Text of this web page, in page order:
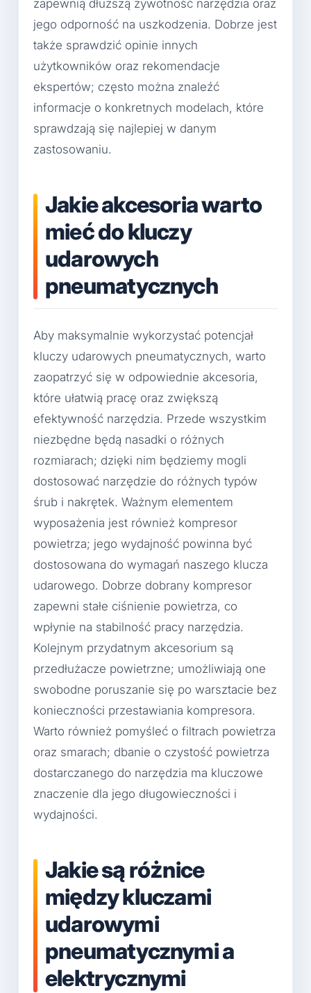
zapewnią dłuższą żywotność narzędzia oraz
jego odporność na uszkodzenia. Dobrze jest
także sprawdzić opinie innych
użytkowników oraz rekomendacje
ekspertów; często można znaleźć
informacje o konkretnych modelach, które
sprawdzają się najlepiej w danym
zastosowaniu.
Jakie akcesoria warto
mieć do kluczy
udarowych
pneumatycznych
Aby maksymalnie wykorzystać potencjał
kluczy udarowych pneumatycznych, warto
zaopatrzyć się w odpowiednie akcesoria,
które ułatwią pracę oraz zwiększą
efektywność narzędzia. Przede wszystkim
niezbędne będą nasadki o różnych
rozmiarach; dzięki nim będziemy mogli
dostosować narzędzie do różnych typów
śrub i nakrętek. Ważnym elementem
wyposażenia jest również kompresor
powietrza; jego wydajność powinna być
dostosowana do wymagań naszego klucza
udarowego. Dobrze dobrany kompresor
zapewni stałe ciśnienie powietrza, co
wpłynie na stabilność pracy narzędzia.
Kolejnym przydatnym akcesorium są
przedłużacze powietrzne; umożliwiają one
swobodne poruszanie się po warsztacie bez
konieczności przestawiania kompresora.
Warto również pomyśleć o filtrach powietrza
oraz smarach; dbanie o czystość powietrza
dostarczanego do narzędzia ma kluczowe
znaczenie dla jego długowieczności i
wydajności.
Jakie są różnice
między kluczami
udarowymi
pneumatycznymi a
elektrycznymi